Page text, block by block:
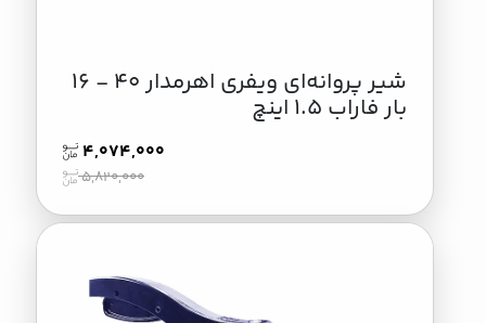
شیر پروانه‌ای ویفری اهرمدار 40 - 16
بار فاراب 1.5 اینچ
4,074,000
5,820,000